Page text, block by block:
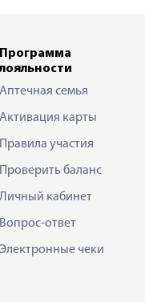
Программа
лояльности
Аптечная семья
Активация карты
Правила участия
Проверить баланс
Личный кабинет
Вопрос-ответ
Электронные чеки